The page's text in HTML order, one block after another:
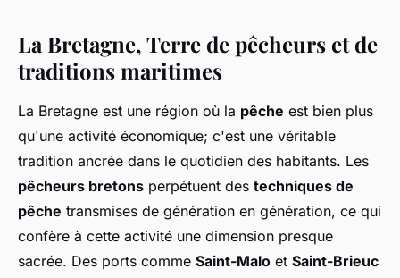
La Bretagne, Terre de pêcheurs et de
traditions maritimes
La Bretagne est une région où la pêche est bien plus
qu'une activité économique; c'est une véritable
tradition ancrée dans le quotidien des habitants. Les
pêcheurs bretons perpétuent des techniques de
pêche transmises de génération en génération, ce qui
confère à cette activité une dimension presque
sacrée. Des ports comme Saint-Malo et Saint-Brieuc